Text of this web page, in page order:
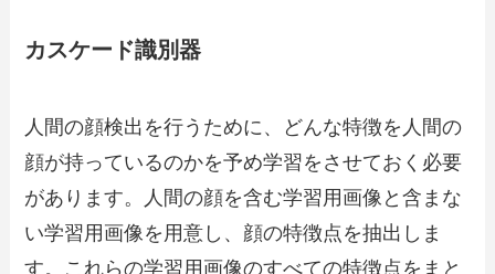
カスケード識別器
人間の顔検出を行うために、どんな特徴を人間の
顔が持っているのかを予め学習をさせておく必要
があります。人間の顔を含む学習用画像と含まな
い学習用画像を用意し、顔の特徴点を抽出しま
す。これらの学習用画像のすべての特徴点をまと